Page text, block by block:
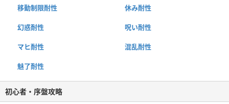
移動制限耐性 休み耐性
幻惑耐性 呪い耐性
マヒ耐性 混乱耐性
魅了耐性
初心者・序盤攻略